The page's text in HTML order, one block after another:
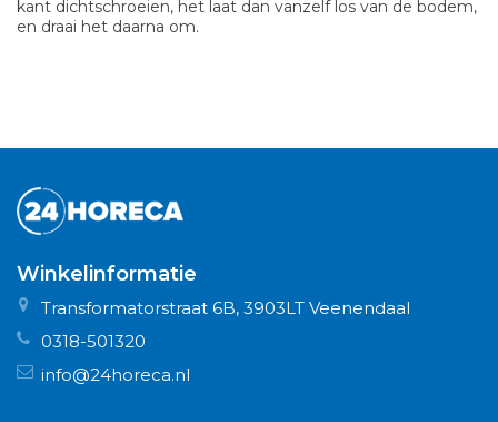
kant dichtschroeien, het laat dan vanzelf los van de bodem,
en draai het daarna om.
Winkelinformatie
Transformatorstraat 6B, 3903LT Veenendaal
0318-501320
info@24horeca.nl